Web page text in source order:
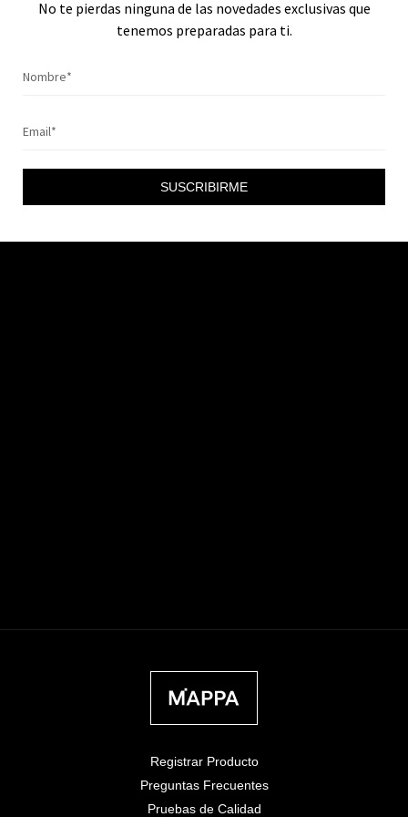
No te pierdas ninguna de las novedades exclusivas que
tenemos preparadas para ti.
SUSCRIBIRME
Registrar Producto
Preguntas Frecuentes
Pruebas de Calidad